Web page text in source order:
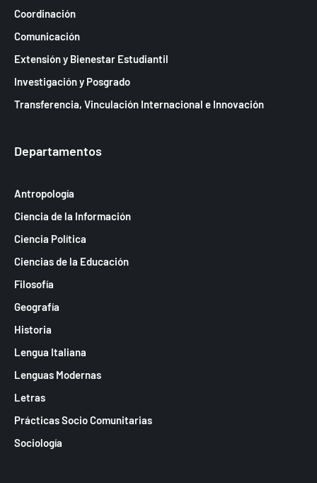
Coordinación
Comunicación
Extensión y Bienestar Estudiantil
Investigación y Posgrado
Transferencia, Vinculación Internacional e Innovación
Departamentos
Antropología
Ciencia de la Información
Ciencia Política
Ciencias de la Educación
Filosofía
Geografía
Historia
Lengua Italiana
Lenguas Modernas
Letras
Prácticas Socio Comunitarias
Sociología